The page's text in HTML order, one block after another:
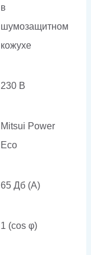
в
шумозащитном
кожухе
230 В
Mitsui Power
Eco
65 Дб (А)
1 (cos φ)